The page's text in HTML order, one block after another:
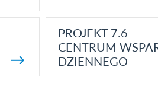
PROJEKT 7.6
CENTRUM
DZIENNEGO